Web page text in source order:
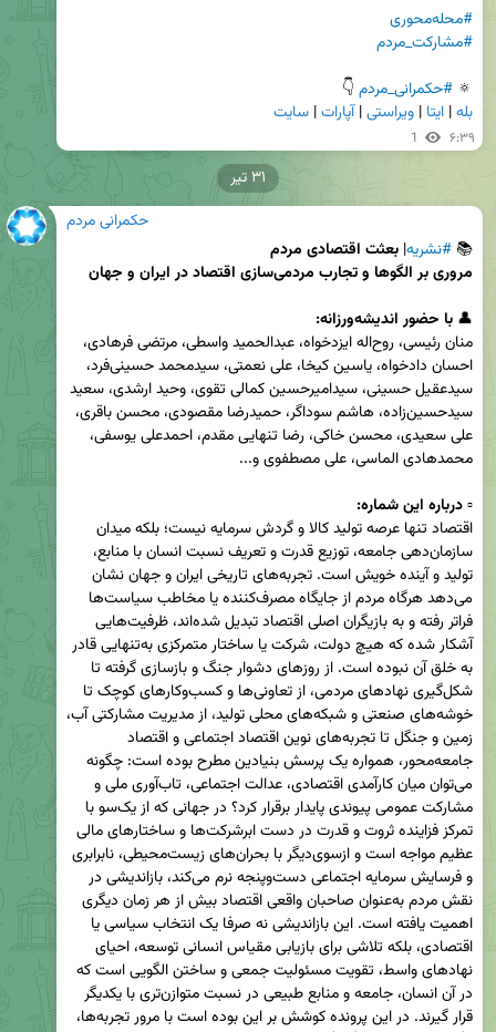
#محله‌محوری
#مشارکت_مردم
🔅 #حکمرانی_مردم 👇
بله | ایتا | ویراستی | آپارات | سایت
1 ۶:۳۹
حکمرانی مردم
📚 #نشریه|
مروری بر الگوها و تجارب مردمی‌سازی اقتصاد در ایران و جهان
👤 با حضور اندیشه‌ورزانه:
▫️ درباره این شماره:
۳۱ تیر